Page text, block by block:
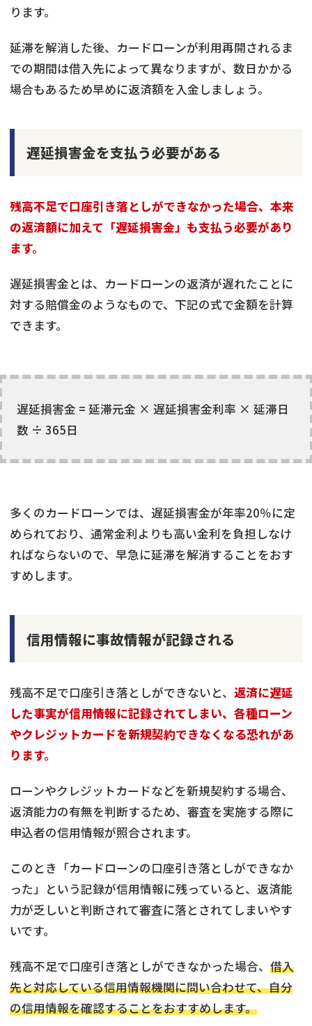
ります。
延滞を解消した後、カードローンが利用再開されるま
での期間は借入先によって異なりますが、数日かかる
場合もあるため早めに返済額を入金しましょう。
遅延損害金を支払う必要がある
残高不足で口座引き落としができなかった場合、本来
の返済額に加えて「遅延損害金」も支払う必要があり
ます。
遅延損害金とは、カードローンの返済が遅れたことに
対する賠償金のようなもので、下記の式で金額を計算
できます。
遅延損害金 = 延滞元金 × 遅延損害金利率 × 延滞日
数 ÷ 365日
多くのカードローンでは、遅延損害金が年率20％に定
められており、通常金利よりも高い金利を負担しなけ
ればならないので、早急に延滞を解消することをおす
すめします。
信用情報に事故情報が記録される
残高不足で口座引き落としができないと、 返済に遅延
した事実が信用情報に記録されてしまい、各種ローン
やクレジットカードを新規契約できなくなる恐れがあ
ります。
ローンやクレジットカードなどを新規契約する場合、
返済能力の有無を判断するため、審査を実施する際に
申込者の信用情報が照合されます。
このとき「カードローンの口座引き落としができなか
った」という記録が信用情報に残っていると、返済能
力が乏しいと判断されて審査に落とされてしまいやす
いです。
残高不足で口座引き落としができなかった場合、 借入
先と対応している信用情報機関に問い合わせて、自分
の信用情報を確認することをおすすめします。